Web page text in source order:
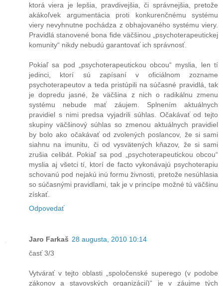
ktorá viera je lepšia, pravdivejšia, či správnejšia, pretože
akákoľvek argumentácia proti konkurenčnému systému
viery nevyhnutne pochádza z obhajovaného systému viery.
Pravidlá stanovené bona fide väčšinou „psychoterapeutickej
komunity“ nikdy nebudú garantovať ich správnosť.
Pokiaľ sa pod „psychoterapeutickou obcou“ myslia, len tí
jedinci, ktorí sú zapísaní v oficiálnom zozname
psychoterapeutov a teda pristúpili na súčasné pravidlá, tak
je dopredu jasné, že väčšina z nich o radikálnu zmenu
systému nebude mať záujem. Splnením aktuálnych
pravidiel s nimi predsa vyjadrili súhlas. Očakávať od tejto
skupiny väčšinový súhlas so zmenou aktuálnych pravidiel
by bolo ako očakávať od zvolených poslancov, že si sami
siahnu na imunitu, či od vysvätených kňazov, že si sami
zrušia celibát. Pokiaľ sa pod „psychoterapeutickou obcou“
myslia aj všetci tí, ktorí de facto vykonávajú psychoterapiu
schovanú pod nejakú inú formu živnosti, pretože nesúhlasia
so súčasnými pravidlami, tak je v princípe možné tú väčšinu
získať.
Odpovedať
Jaro Farkaš 28 augusta, 2010 10:14
časť 3/3
Vytvárať v tejto oblasti „spoločenské superego (v podobe
zákonov a stavovských organizácií)“ je v záujme tých